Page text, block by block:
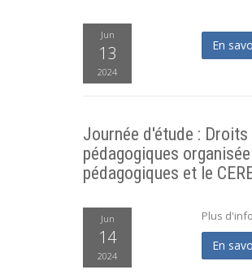
Jun
13
2024
En
Journée d'étude :
pédagogiques
pédagogiques et le
Jun
14
2024
Plus
En